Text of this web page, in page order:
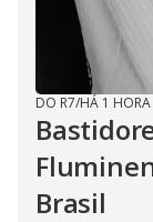
DO R7/HÁ 1 HORA
Brasil